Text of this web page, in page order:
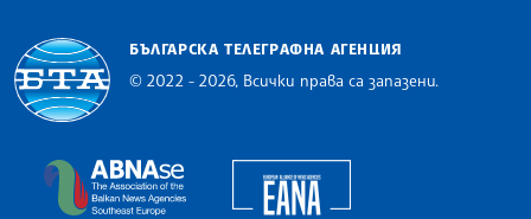
БЪЛГАРСКА ТЕЛЕГРАФНА АГЕНЦИЯ
© 2022 - 2026, Всички права са запазени.
The Assocoation of the Balkan News Agencies